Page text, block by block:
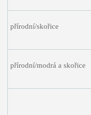
přírodní/skořice
přírodní/modrá a skořice